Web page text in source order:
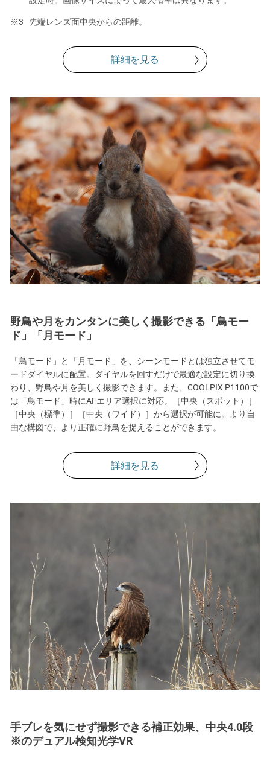
先端レンズ面中央からの距離。
詳細を見る
野鳥や月をカンタンに美しく撮影できる「鳥モー
ド」「月モード」
「鳥モード」と「月モード」を、シーンモードとは独立させてモ
ードダイヤルに配置。ダイヤルを回すだけで最適な設定に切り換
わり、野鳥や月を美しく撮影できます。また、COOLPIX P1100で
は「鳥モード」時にAFエリア選択に対応。［中央（スポット）］
［中央（標準）］［中央（ワイド）］から選択が可能に。より自
由な構図で、より正確に野鳥を捉えることができます。
詳細を見る
手ブレを気にせず撮影できる補正効果、中央4.0段
※のデュアル検知光学VR